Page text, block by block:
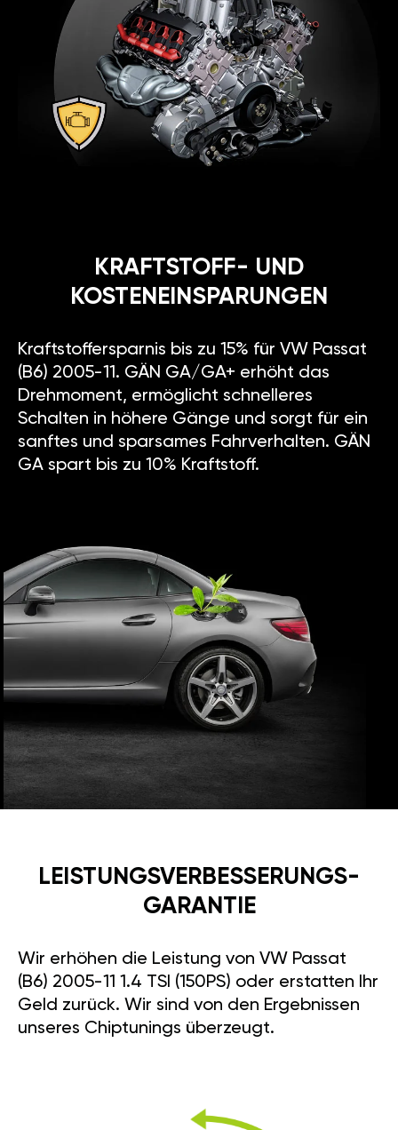
KRAFTSTOFF- UND
KOSTENEINSPARUNGEN
Kraftstoffersparnis bis zu 15% für VW Passat
(B6) 2005-11. GÄN GA/GA+ erhöht das
Drehmoment, ermöglicht schnelleres
Schalten in höhere Gänge und sorgt für ein
sanftes und sparsames Fahrverhalten. GÄN
GA spart bis zu 10% Kraftstoff.
LEISTUNGSVERBESSE­RUNGS­
GARANTIE
Wir erhöhen die Leistung von VW Passat
(B6) 2005-11 1.4 TSI (150PS) oder erstatten Ihr
Geld zurück. Wir sind von den Ergebnissen
unseres Chiptunings überzeugt.